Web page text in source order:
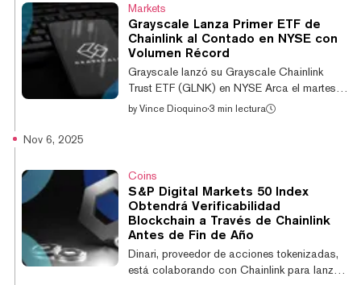
del lanzamiento oficial. El borrador de la "Ley
de Claridad" del Comité Bancario del
Senado, publicado por el presidente Tim
Scott del Comité Bancario del Senado hoy,
incluye una disposición que clasificaría
ciertos tokens...
Markets
Grayscale Lanza Primer ETF de
Chainlink al Contado en NYSE con
Volumen Récord
Grayscale lanzó su Grayscale Chainlink
Trust ETF (GLNK) en NYSE Arca el martes,
convirtiéndose en el primer producto
la criptomoneda nativa de Chainlink, LINK,
como su único activo, siguiendo una S-1
modificada presentada el mes pasado que
estableció la estructura para el producto
recién listado. Al ser consultado sobre por
qué eligi...
by Vince Dioquino·3 min lectura
Nov 6, 2025
Coins
S&P Digital Markets 50 Index
Obtendrá Verificabilidad
Blockchain a Través de Chainlink
Antes de Fin de Año
Dinari, proveedor de acciones tokenizadas,
está colaborando con Chainlink para lanzar